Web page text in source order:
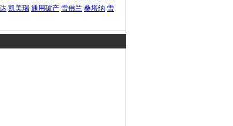
凯美瑞 通用破产 雪佛兰 桑塔纳 雪